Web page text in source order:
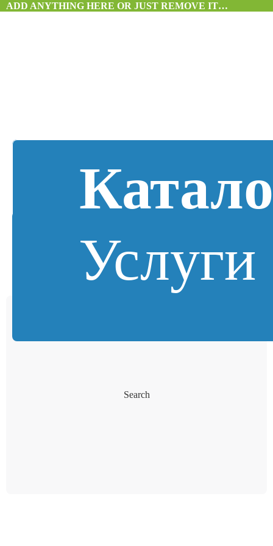
ADD ANYTHING HERE OR JUST REMOVE IT…
Услуги
Search